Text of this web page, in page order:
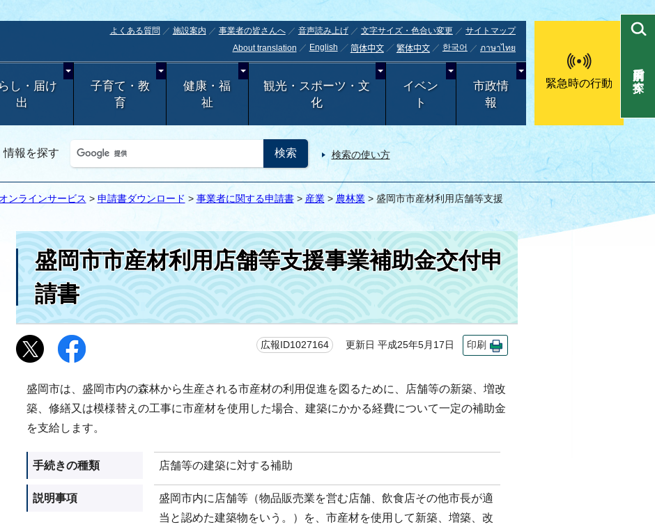
よくある質問 施設案内 事業者の皆さんへ 音声読み上げ 文字サイズ・色合い変更
サイトマップ
About translation
English 简体中文 繁体中文 한국어 ภาษาไทย
し・届け
出
子育て・教
育
健康・福
祉
観光・スポーツ・文
化
イベン
ト
市政情
報
緊急時の行動
情報を探す 検索の使い方
目的別で探す
オンラインサービス > 申請書ダウンロード > 事業者に関する申請書> 産業>農林業> 盛岡市市産材利用店舗等支援
盛岡市市産材利用店舗等支援事業補助金交付申
請書
広報ID1027164 更新日 平成25年5月17日 印刷
盛岡市は、盛岡市内の森林から生産される市産材の利用促進を図るために、店舗等の新築、増改
築、修繕又は模様替えの工事に市産材を使用した場合、建築にかかる経費について一定の補助金
を支給します。
手続きの種類 店舗等の建築に対する補助
説明事項
盛岡市内に店舗等（物品販売業を営む店舗、飲食店その他市長が適
当と認めた建築物をいう。）を、市産材を使用して新築、増築、改